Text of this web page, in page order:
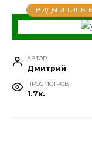
ВИДЫ И ТИПЫ
АВТОР
Дмитрий
ПРОСМОТРОВ
1.7к.